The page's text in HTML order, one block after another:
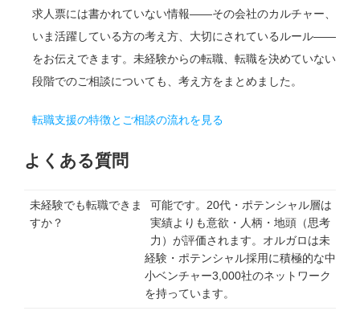
求人票には書かれていない情報——その会社のカルチャー、
いま活躍している方の考え方、大切にされているルール——
をお伝えできます。未経験からの転職、転職を決めていない
段階でのご相談についても、考え方をまとめました。
転職支援の特徴とご相談の流れを見る
よくある質問
未経験でも転職できま
すか？
可能です。20代・ポテンシャル層は
実績よりも意欲・人柄・地頭（思考
力）が評価されます。オルガロは未
経験・ポテンシャル採用に積極的な中
小ベンチャー3,000社のネットワーク
を持っています。